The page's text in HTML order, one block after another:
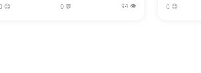
😊 0
👁 94
💬 0
😊 0